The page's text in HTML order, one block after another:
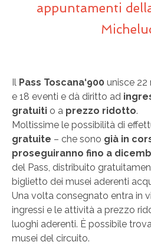
appuntamenti
Il Pass Toscana‘900 unisce 22
e 18 eventi e dà diritto ad
gratuiti o a prezzo ridotto.
Moltissime le possibilità di
gratuite – che sono già in
proseguiranno fino a
del Pass, distribuito
biglietto dei musei aderenti
Una volta consegnato entra in
ingressi e le attività a prezzo
luoghi aderenti. È possibile
musei del circuito.